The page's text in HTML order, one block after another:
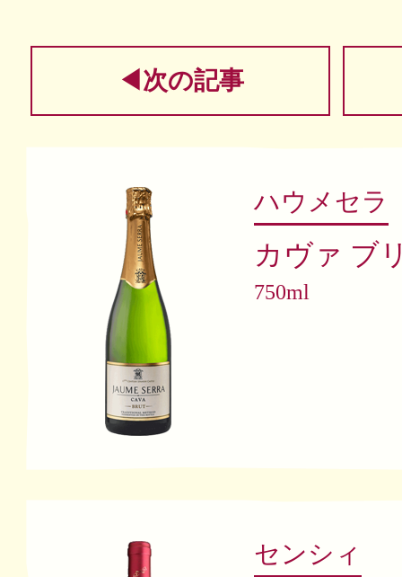
◀次の記事
ハウメセラ
カヴァ ブ
750ml
センシィ